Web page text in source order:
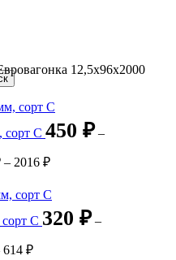
12,5х96х2000
сорт С 450 ₽ –
– 2016 ₽
С 320 ₽ –
614 ₽